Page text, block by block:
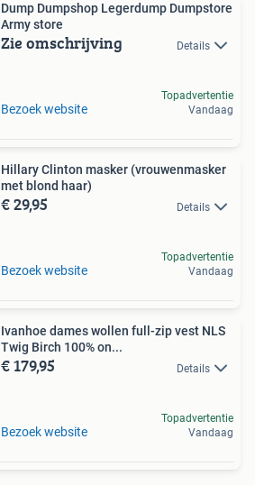
Dump Dumpshop Legerdump Dumpstore
Army store
Zie omschrijving Details
Bezoek website
Topadvertentie
Vandaag
Hillary Clinton masker (vrouwenmasker
met blond haar)
€ 29,95 Details
Bezoek website
Topadvertentie
Vandaag
Ivanhoe dames wollen full-zip vest NLS
Twig Birch 100% on...
€ 179,95 Details
Bezoek website
Topadvertentie
Vandaag